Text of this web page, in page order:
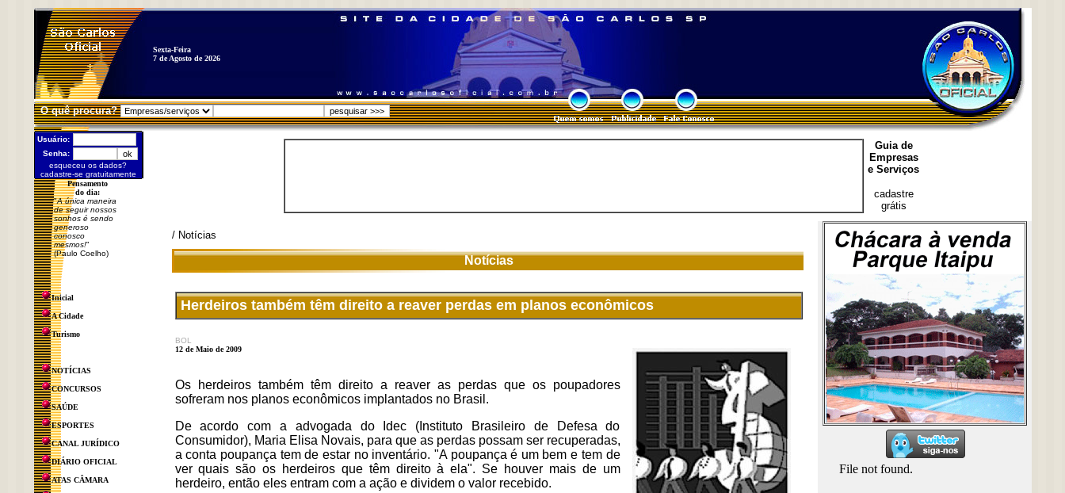
Sexta-Feira
7 de Agosto de 2026
O quê procura?
Usuário:
Senha:
esqueceu os dados?
cadastre-se gratuitamente
Pensamento
do dia:
"A única maneira
de seguir nossos
sonhos é sendo
generoso
conosco
mesmos!"
(Paulo Coelho)
Inicial
A Cidade
Turismo
NOTÍCIAS
CONCURSOS
SAÚDE
ESPORTES
CANAL JURÍDICO
DIÁRIO OFICIAL
ATAS CÂMARA
Guia de
Empresas
e Serviços
cadastre
grátis
/ Notícias
Notícias
Herdeiros também têm direito a reaver perdas em planos econômicos
BOL
12 de Maio de 2009
Os herdeiros também têm direito a reaver as perdas que os poupadores
sofreram nos planos econômicos implantados no Brasil.
De acordo com a advogada do Idec (Instituto Brasileiro de Defesa do
Consumidor), Maria Elisa Novais, para que as perdas possam ser recuperadas,
a conta poupança tem de estar no inventário. "A poupança é um bem e tem de
ver quais são os herdeiros que têm direito à ela". Se houver mais de um
herdeiro, então eles entram com a ação e dividem o valor recebido.